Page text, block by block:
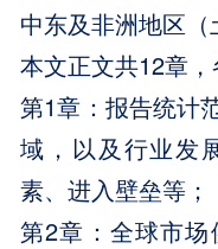
中东及非洲地区（
本文正文共12章
第1章：报告统计
域，以及行业发
素、进入壁垒等；
第2章：全球市